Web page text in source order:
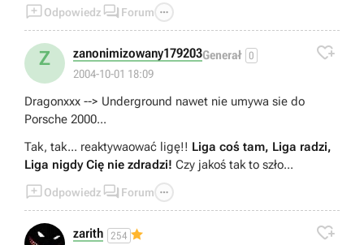
Odpowiedz  Forum 
Z zanonimizowany179203Generał 0
2004-10-01 18:09

Dragonxxx --> Underground nawet nie umywa sie do
Porsche 2000...
Tak, tak... reaktywaować ligę!! Liga coś tam, Liga radzi,
Liga nigdy Cię nie zdradzi! Czy jakoś tak to szło...
Odpowiedz  Forum 
zarith 254 